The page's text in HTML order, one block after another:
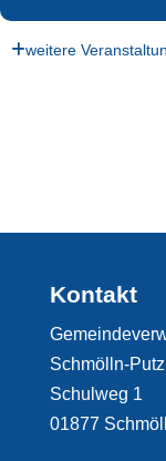
weitere
Kontakt
Schmölln-
Schulweg 1
01877